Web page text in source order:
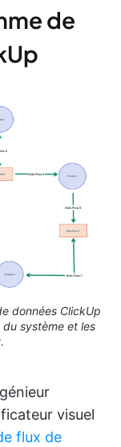
de
données ClickUp
système et les
visuel
flux de